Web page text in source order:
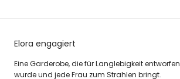
Elora engagiert
Eine Garderobe, die für Langlebigkeit entworfen
wurde und jede Frau zum Strahlen bringt.